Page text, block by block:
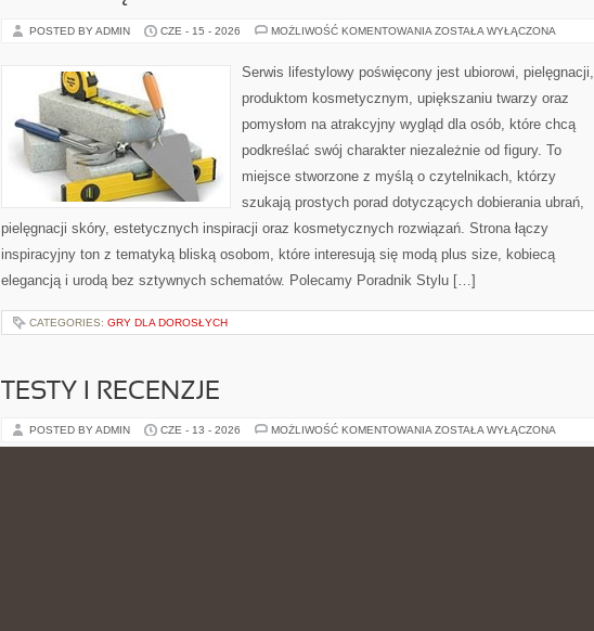
POSTED BY ADMIN CZE - 15 - 2026 MOŻLIWOŚĆ KOMENTOWANIA INSPIRUJĄCE
METAMORFOZY
ZOSTAŁA WYŁĄCZONA
Serwis lifestylowy poświęcony jest ubiorowi, pielęgnacji,
produktom kosmetycznym, upiększaniu twarzy oraz
pomysłom na atrakcyjny wygląd dla osób, które chcą
podkreślać swój charakter niezależnie od figury. To
miejsce stworzone z myślą o czytelnikach, którzy
szukają prostych porad dotyczących dobierania ubrań,
pielęgnacji skóry, estetycznych inspiracji oraz kosmetycznych rozwiązań. Strona łączy
inspiracyjny ton z tematyką bliską osobom, które interesują się modą plus size, kobiecą
elegancją i urodą bez sztywnych schematów. Polecamy Poradnik Stylu […]
CATEGORIES: GRY DLA DOROSŁYCH
TESTY I RECENZJE
POSTED BY ADMIN CZE - 13 - 2026 MOŻLIWOŚĆ KOMENTOWANIA TESTY
ZOSTAŁA WYŁĄCZONA